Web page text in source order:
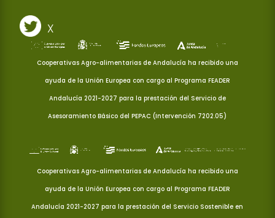
X
Cooperativas Agro-alimentarias de Andalucía ha recibido una
ayuda de la Unión Europea con cargo al Programa FEADER
Andalucía 2021-2027 para la prestación del Servicio de
Asesoramiento Básico del PEPAC (Intervención 7202.05)
Cooperativas Agro-alimentarias de Andalucía ha recibido una
ayuda de la Unión Europea con cargo al Programa FEADER
Andalucía 2021-2027 para la prestación del Servicio Sostenible en